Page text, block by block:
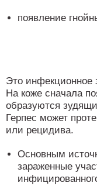
появление
Это инфекционное
На коже сначала
образуются
Герпес может
или рецидива.
Основным
зараженные